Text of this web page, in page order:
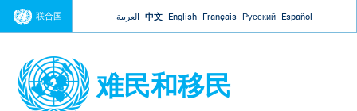
Jump to navigation
联合国 العربية 中文 English Français Русский Español
难民和移民